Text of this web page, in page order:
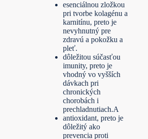
esenciálnou zložkou
pri tvorbe kolagénu a
karnitínu, preto je
nevyhnutný pre
zdravú a pokožku a
pleť.
dôležitou súčasťou
imunity, preto je
vhodný vo vyšších
dávkach pri
chronických
chorobách i
prechladnutiach.A
antioxidant, preto je
dôležitý ako
prevencia proti